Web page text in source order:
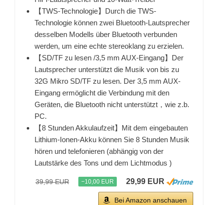
【TWS-Technologie】Durch die TWS-
Technologie können zwei Bluetooth-Lautsprecher
desselben Modells über Bluetooth verbunden
werden, um eine echte stereoklang zu erzielen.
【SD/TF zu lesen /3,5 mm AUX-Eingang】Der
Lautsprecher unterstützt die Musik von bis zu
32G Mikro SD/TF zu lesen. Der 3,5 mm AUX-
Eingang ermöglicht die Verbindung mit den
Geräten, die Bluetooth nicht unterstützt，wie z.b.
PC.
【8 Stunden Akkulaufzeit】Mit dem eingebauten
Lithium-Ionen-Akku können Sie 8 Stunden Musik
hören und telefonieren (abhängig von der
Lautstärke des Tons und dem Lichtmodus )
39,99 EUR −10,00 EUR 29,99 EUR
Bei Amazon anschauen